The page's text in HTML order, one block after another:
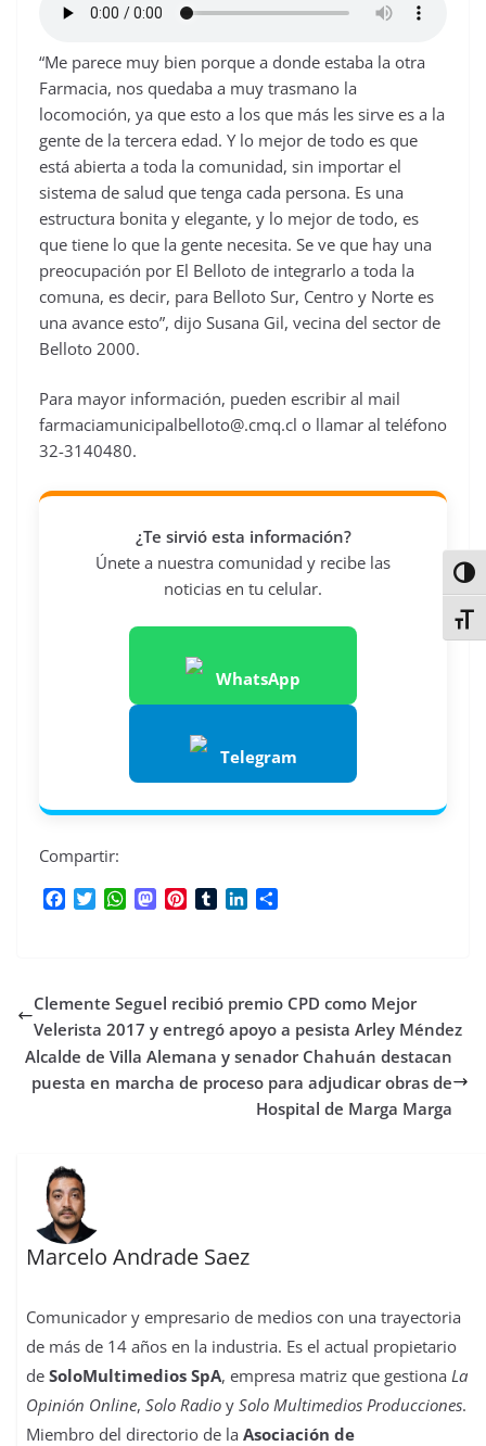
“Me parece muy bien porque a donde estaba la otra
Farmacia, nos quedaba a muy trasmano la
locomoción, ya que esto a los que más les sirve es a la
gente de la tercera edad. Y lo mejor de todo es que
está abierta a toda la comunidad, sin importar el
sistema de salud que tenga cada persona. Es una
estructura bonita y elegante, y lo mejor de todo, es
que tiene lo que la gente necesita. Se ve que hay una
preocupación por El Belloto de integrarlo a toda la
comuna, es decir, para Belloto Sur, Centro y Norte es
una avance esto”, dijo Susana Gil, vecina del sector de
Belloto 2000.
Para mayor información, pueden escribir al mail
farmaciamunicipalbelloto@.cmq.cl o llamar al teléfono
32-3140480.
¿Te sirvió esta información?
Únete a nuestra comunidad y recibe las
noticias en tu celular.
WhatsApp
Telegram
Compartir:
o
o
k
T
e
r
W
A
p
p
M
d
o
n
P
r
e
s
t
T
r
d
I
n
r
t
i
Clemente Seguel recibió premio CPD como Mejor
Velerista 2017 y entregó apoyo a pesista Arley Méndez
Alcalde de Villa Alemana y senador Chahuán destacan
puesta en marcha de proceso para adjudicar obras de
Hospital de Marga Marga
Marcelo Andrade Saez
Comunicador y empresario de medios con una trayectoria
de más de 14 años en la industria. Es el actual propietario
deSoloMultimedios SpA, empresa matriz que gestiona La
Opinión Online,Solo Radio ySolo Multimedios Producciones.
Miembro del directorio de laAsociación de